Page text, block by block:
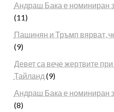
Андраш Бака е номиниран
(11)
Пашинян и Тръмп вярват,
(9)
Девет са вече жертвите
Тайланд (9)
Андраш Бака е номиниран
(8)